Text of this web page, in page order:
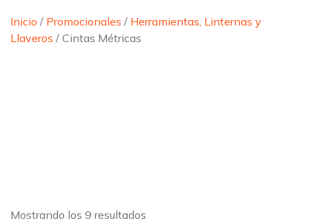
Inicio / Promocionales / Herramientas, Linternas y
Llaveros / Cintas Métricas
Mostrando los 9 resultados